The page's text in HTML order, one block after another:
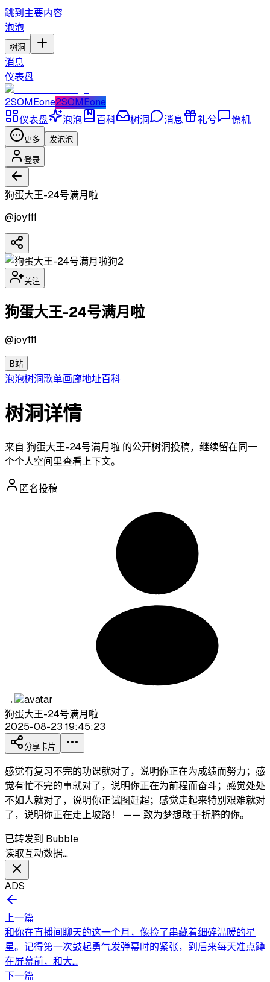
跳到主要内容
泡泡
树洞
消息
仪表盘
2SOMEone2SOMEone
仪表盘
泡泡 百科 树洞 消息 礼兮 僚机
更多 发泡泡
登录
狗蛋大王-24号满月啦
@joy111
狗2
关注
狗蛋大王-24号满月啦
@joy111
B站
泡泡树洞歌单画廊地址百科
树洞详情
来自 狗蛋大王-24号满月啦 的公开树洞投稿，继续留在同一
个个人空间里查看上下文。
匿名投稿
→
狗蛋大王-24号满月啦
2025-08-23 19:45:23
分享卡片
感觉有复习不完的功课就对了，说明你正在为成绩而努力；感
觉有忙不完的事就对了，说明你正在为前程而奋斗；感觉处处
不如人就对了，说明你正试图赶超；感觉走起来特别艰难就对
了，说明你正在走上坡路！ —— 致为梦想敢于折腾的你。
已转发到 Bubble
读取互动数据…
ADS
上一篇
和你在直播间聊天的这一个月，像捡了串藏着细碎温暖的星
星。记得第一次鼓起勇气发弹幕时的紧张，到后来每天准点蹲
在屏幕前，和大...
下一篇